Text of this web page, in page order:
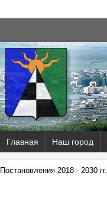
Главная Наш город
Постановления 2018 - 2030 гг.